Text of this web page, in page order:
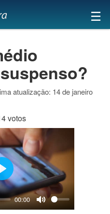
×
☰
atualização: 14 de janeiro
votos
00:00
Mute
Play